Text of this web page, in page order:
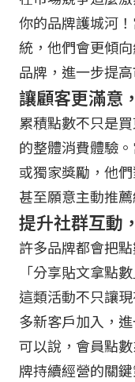
你的品牌護城河
統，他們會更傾
品牌，進一步提
讓顧客更滿意
累積點數不只是
的整體消費體驗
或獨家獎勵，他
甚至願意主動推
提升社群互動
許多品牌都會把
「分享貼文拿點
這類活動不只讓
多新客戶加入，
可以說，會員點
牌持續經營的關